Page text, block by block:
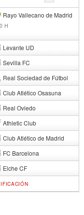
Rayo Vallecano de Madrid
H
Levante UD
Sevilla FC
Real Sociedad de Fútbol
Club Atlético Osasuna
Real Oviedo
Athletic Club
Club Atlético de Madrid
FC Barcelona
Elche CF